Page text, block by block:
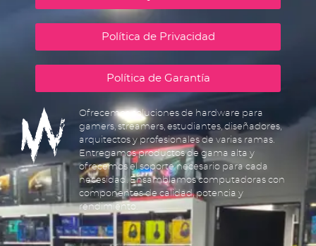
Política de Privacidad
Política de Garantía
Ofrecemos soluciones de hardware para
gamers, streamers, estudiantes, diseñadores,
arquitectos y profesionales de varias ramas.
Entregamos productos de gama alta y
ofrecemos el soporte necesario para cada
necesidad. Ensamblamos computadoras con
componentes de calidad, potencia y
rendimiento.